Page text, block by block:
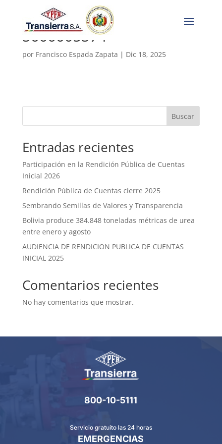
5000005574
por Francisco Espada Zapata | Dic 18, 2025
Buscar
Entradas recientes
Participación en la Rendición Pública de Cuentas
Inicial 2026
Rendición Pública de Cuentas cierre 2025
Sembrando Semillas de Valores y Transparencia
Bolivia produce 384.848 toneladas métricas de urea
entre enero y agosto
AUDIENCIA DE RENDICION PUBLICA DE CUENTAS
INICIAL 2025
Comentarios recientes
No hay comentarios que mostrar.
800-10-5111
Servicio gratuito las 24 horas
EMERGENCIAS